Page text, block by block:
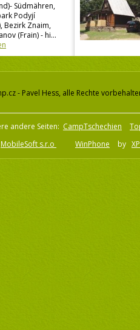
Südmähren,
Podyjí
Bezirk Znaim,
(Frain) - hi...
- Pavel Hess, alle Rechte
andere Seiten: CampTschechien
MobileSoft s.r.o WinPhone by